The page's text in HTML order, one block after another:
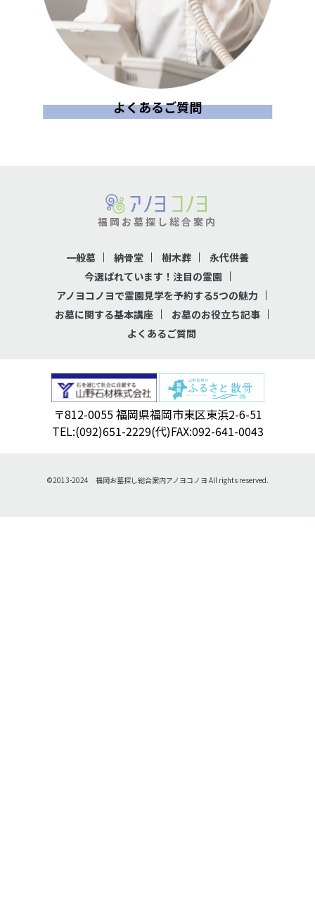
よくあるご質問
福岡お墓探し総合案内
一般墓 納骨堂 樹木葬
永代供養
今選ばれています！注目の霊園
アノヨコノヨで霊園見学を予約する5つの魅力
お墓に関する基本講座
お墓のお役立ち記事
よくあるご質問
〒812-0055 福岡県福岡市東区東浜2-6-51
TEL:(092)651-2229(代)FAX:092-641-0043
©2013-2024 福岡お墓探し総合案内アノヨコノヨ All rights reserved.